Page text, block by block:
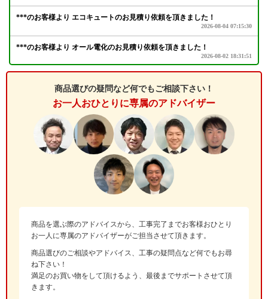
商品選びの疑問など何でもご相談下さい！
お一人おひとりに専属のアドバイザー
商品を選ぶ際のアドバイスから、工事完了までお客様おひとり
お一人に専属のアドバイザーがご担当させて頂きます。
商品選びのご相談やアドバイス、工事の疑問点など何でもお尋
ね下さい！
満足のお買い物をして頂けるよう、最後までサポートさせて頂
きます。